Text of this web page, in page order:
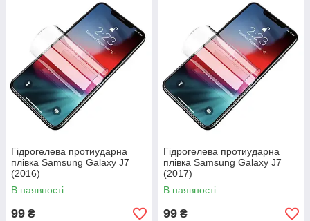
Гідрогелева протиударна
плівка Samsung Galaxy J7
(2016)
В наявності
99 ₴
Гідрогелева протиударна
плівка Samsung Galaxy J7
(2017)
В наявності
99 ₴